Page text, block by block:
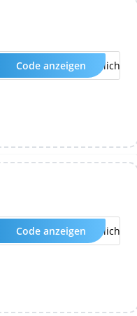
Kein Code erforderlich
Code anzeigen
Kein Code erforderlich
Code anzeigen